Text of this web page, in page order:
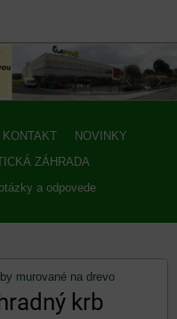
KONTAKT
NOVINKY
ZÁHRADA
a odpovede
murované na drevo
krb